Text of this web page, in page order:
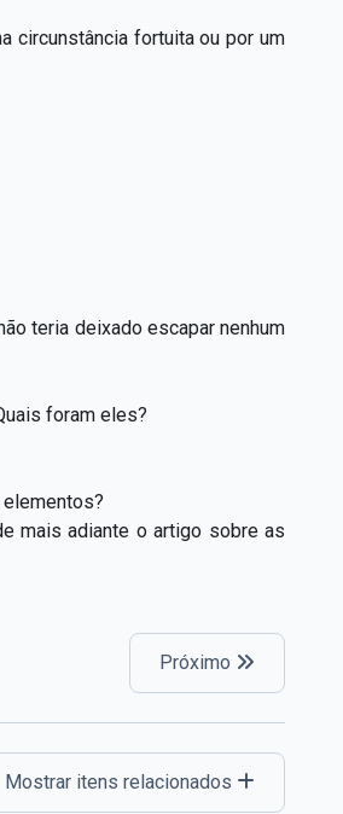
circunstância fortuita ou por um
teria deixado escapar nenhum
foram eles?
mais adiante o artigo sobre as
Próximo
Mostrar itens relacionados